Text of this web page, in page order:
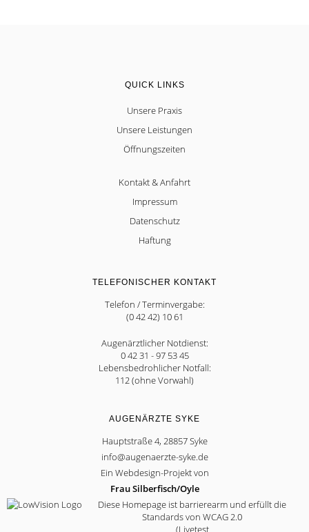
QUICK LINKS
Unsere Praxis
Unsere Leistungen
Öffnungszeiten
Kontakt & Anfahrt
Impressum
Datenschutz
Haftung
TELEFONISCHER KONTAKT
Telefon / Terminvergabe:
(0 42 42) 10 61
Augenärztlicher Notdienst:
0 42 31 - 97 53 45
Lebensbedrohlicher Notfall:
112 (ohne Vorwahl)
AUGENÄRZTE SYKE
Hauptstraße 4, 28857 Syke
info@augenaerzte-syke.de
Ein Webdesign-Projekt von
Frau Silberfisch/Oyle
Diese Homepage ist barrierearm und erfüllt die
Standards von WCAG 2.0
(Livetest